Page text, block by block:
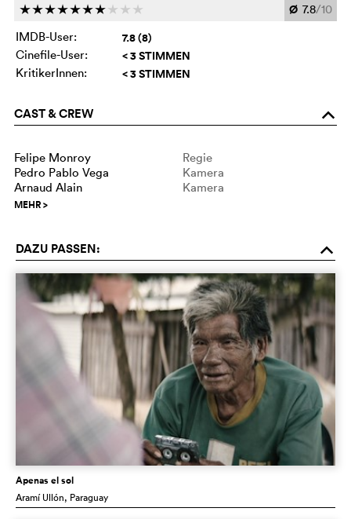
ccccccc c c c Ø 7.8/10
IMDB-User:
7.8 (8)
Cinefile-User: < 3 STIMMEN
KritikerInnen: < 3 STIMMEN
CAST & CREW o
Felipe Monroy
Regie
Pedro Pablo Vega
Kamera
Arnaud Alain
Kamera
MEHR>
DAZU PASSEN: o
Apenas el sol
Aramí Ullón, Paraguay